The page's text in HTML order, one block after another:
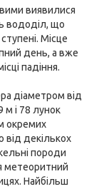
виявилися
вододіл, що
Місце
день, а вже
падіння.
діаметром від
м і 78 лунок
окремих
від декількох
породи
метеоритний
Найбільш